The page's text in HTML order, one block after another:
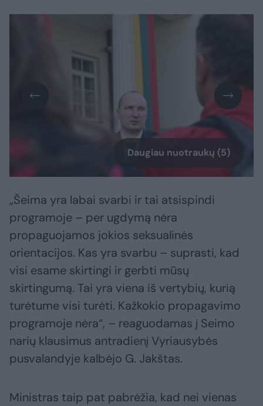
Daugiau nuotraukų (5)
„Šeima yra labai svarbi ir tai atsispindi
programoje – per ugdymą nėra
propaguojamos jokios seksualinės
orientacijos. Kas yra svarbu – suprasti, kad
visi esame skirtingi ir gerbti mūsų
skirtingumą. Tai yra viena iš vertybių, kurią
turėtume visi turėti. Kažkokio propagavimo
programoje nėra“, – reaguodamas į Seimo
narių klausimus antradienį Vyriausybės
pusvalandyje kalbėjo G. Jakštas.
Ministras taip pat pabrėžia, kad nei vienas